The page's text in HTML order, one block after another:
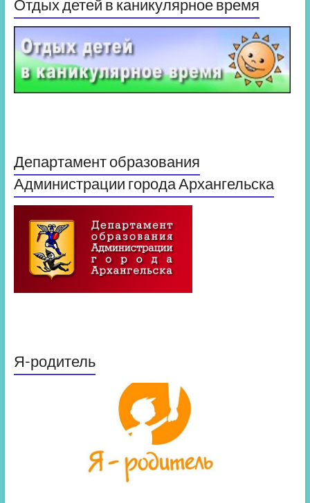
Отдых детей в каникулярное время
Департамент образования
Администрации города Архангельска
Я-родитель